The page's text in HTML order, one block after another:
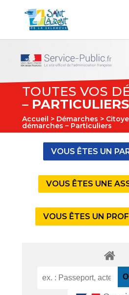
TOUTES VOS
– PARTICULIERS
Accueil > Démarches >
démarches – Particuliers
VOUS ÊTES UN
VOUS ÊTES UNE
VOUS ÊTES UN